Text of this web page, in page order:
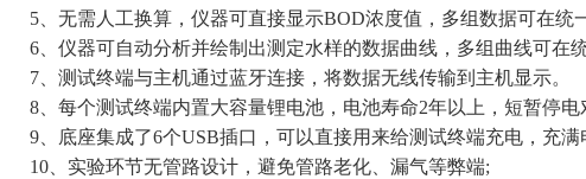
5、无需人工换算，仪器可直接显示BOD浓度值，多组数据可在统
6、仪器可自动分析并绘制出测定水样的数据曲线，多组曲线可在
7、测试终端与主机通过蓝牙连接，将数据无线传输到主机显示。
8、每个测试终端内置大容量锂电池，电池寿命2年以上，短暂停电
9、底座集成了6个USB插口，可以直接用来给测试终端充电，充满
10、实验环节无管路设计，避免管路老化、漏气等弊端;